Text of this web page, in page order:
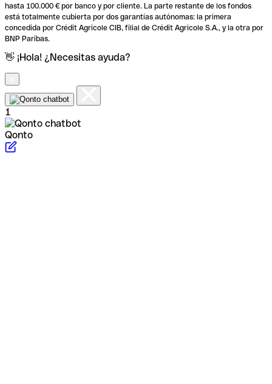
hasta 100.000 € por banco y por cliente. La parte restante de los fondos
está totalmente cubierta por dos garantías autónomas: la primera
concedida por Crédit Agricole CIB, filial de Crédit Agricole S.A., y la otra por
BNP Paribas.
👋 ¡Hola! ¿Necesitas ayuda?
1
Qonto